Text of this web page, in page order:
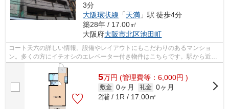
3分
大阪環状線 「天満 」駅 徒歩4分
築28年 / 17.00㎡
大阪府大阪市北区池田町
コート天六の詳しい情報。設備やレイアウトにもこだわりのあるマンショ
ン。多くの方にイチオシのエレベーター付き物件はこちらです。駅から近く
周辺環境も良好な駅から徒歩3分の立地。...
5万円 (管理費等：6,000円 )
敷金 0ヶ月 礼金 0ヶ月
2階 / 1R / 17.00㎡